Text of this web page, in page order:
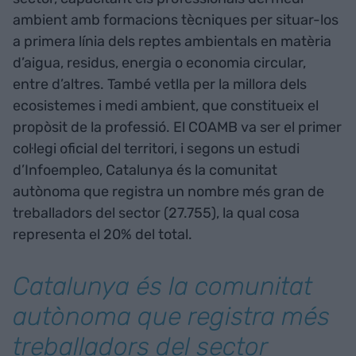
ambient amb formacions tècniques per situar-los
a primera línia dels reptes ambientals en matèria
d’aigua, residus, energia o economia circular,
entre d’altres. També vetlla per la millora dels
ecosistemes i medi ambient, que constitueix el
propòsit de la professió. El COAMB va ser el primer
col·legi oficial del territori, i segons un estudi
d’Infoempleo, Catalunya és la comunitat
autònoma que registra un nombre més gran de
treballadors del sector (27.755), la qual cosa
representa el 20% del total.
Catalunya és la comunitat
autònoma que registra més
treballadors del sector